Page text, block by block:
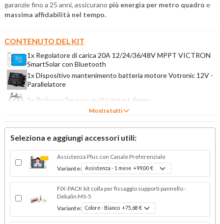
garanzie fino a 25 anni, assicurano più energia per metro quadro e
massima affidabilità nel tempo.
CONTENUTO DEL KIT
1x Regolatore di carica 20A 12/24/36/48V MPPT VICTRON
SmartSolar con Bluetooth
1x Dispositivo mantenimento batteria motore Votronic 12V -
Parallelatore
1x Prolunga 5m cavo multicontact 4mmq
1x Set montaggio pannelli su camper: 4 angolari, 2 dritti, 1
passacavo doppio
1x 230W Pannello Fotovoltaico Monocristallino 12V HPBC All-Black
Enjoy Solar®
Mostra tutti
Seleziona e aggiungi accessori utili:
Assistenza Plus con Canale Preferenziale
Variante:
FIX-PACK kit colla per fissaggio supporti pannello -
Dekalin MS-5
Variante: